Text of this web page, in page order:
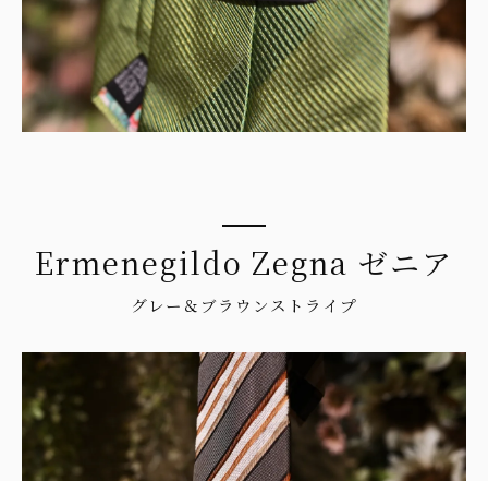
Ermenegildo Zegna ゼニア
グレー＆ブラウンストライプ